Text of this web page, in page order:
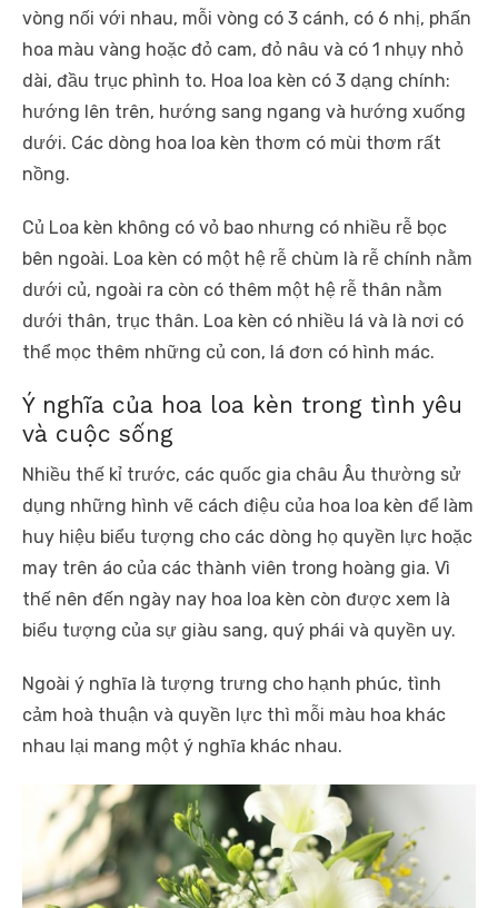
vòng nối với nhau, mỗi vòng có 3 cánh, có 6 nhị, phấn
hoa màu vàng hoặc đỏ cam, đỏ nâu và có 1 nhụy nhỏ
dài, đầu trục phình to. Hoa loa kèn có 3 dạng chính:
hướng lên trên, hướng sang ngang và hướng xuống
dưới. Các dòng hoa loa kèn thơm có mùi thơm rất
nồng.
Củ Loa kèn không có vỏ bao nhưng có nhiều rễ bọc
bên ngoài. Loa kèn có một hệ rễ chùm là rễ chính nằm
dưới củ, ngoài ra còn có thêm một hệ rễ thân nằm
dưới thân, trục thân. Loa kèn có nhiều lá và là nơi có
thể mọc thêm những củ con, lá đơn có hình mác.
Ý nghĩa của hoa loa kèn trong tình yêu
và cuộc sống
Nhiều thế kỉ trước, các quốc gia châu Âu thường sử
dụng những hình vẽ cách điệu của hoa loa kèn để làm
huy hiệu biểu tượng cho các dòng họ quyền lực hoặc
may trên áo của các thành viên trong hoàng gia. Vì
thế nên đến ngày nay hoa loa kèn còn được xem là
biểu tượng của sự giàu sang, quý phái và quyền uy.
Ngoài ý nghĩa là tượng trưng cho hạnh phúc, tình
cảm hoà thuận và quyền lực thì mỗi màu hoa khác
nhau lại mang một ý nghĩa khác nhau.